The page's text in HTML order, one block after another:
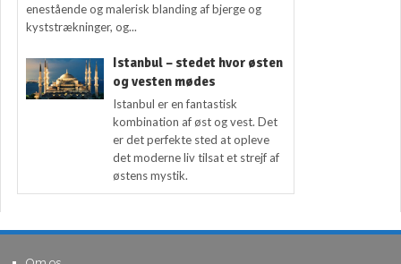
enestående og malerisk blanding af bjerge og
kyststrækninger, og...
Istanbul – stedet hvor østen
og vesten mødes
Istanbul er en fantastisk
kombination af øst og vest. Det
er det perfekte sted at opleve
det moderne liv tilsat et strejf af
østens mystik.